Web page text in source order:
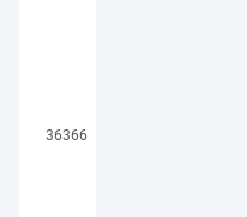
36366